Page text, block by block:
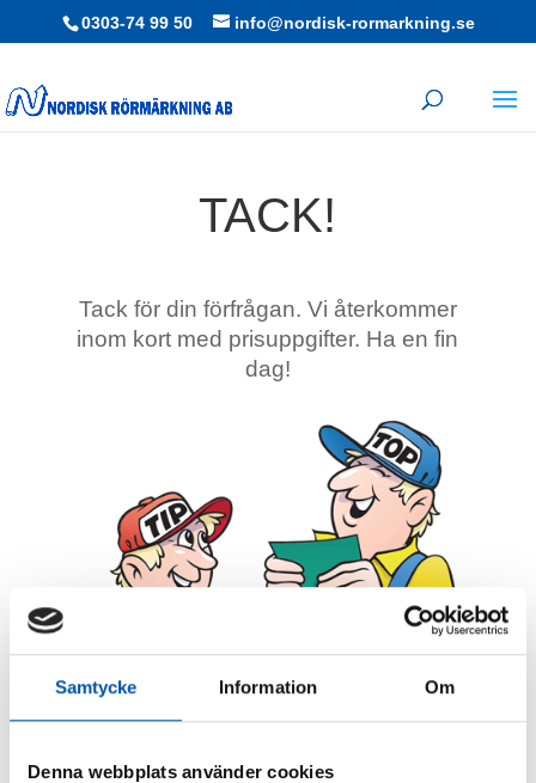
Samtycke Information Om
Denna webbplats använder cookies
0303-74 99 50 info@nordisk-rormarkning.se
TACK!
Tack för din förfrågan. Vi återkommer
inom kort med prisuppgifter. Ha en fin
dag!